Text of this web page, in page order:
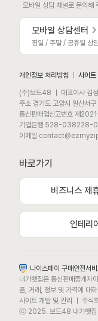
∙ 모바일 상담 채널로 문의해
모바일 상담센터
평일 / 주말 / 공휴일
개인정보 처리방침 ㅣ 사이트
(주)보드48 ㅣ 대표이사
주소 경기도 고양시 일산서
통신판매업신고번호 제
기업은행 528-038228-
이메일
바로가기
비즈니스 제
인테리
나이스페이 구매안전서
내가햇집은 통신판매중개자
품, 거래, 정보 및 가격에 대
사이트 개발 및 관리 ㅣ 주식
ⓒ 2025. 보드48 내가햇
모바일 상담채널
평일 / 주말 / 공